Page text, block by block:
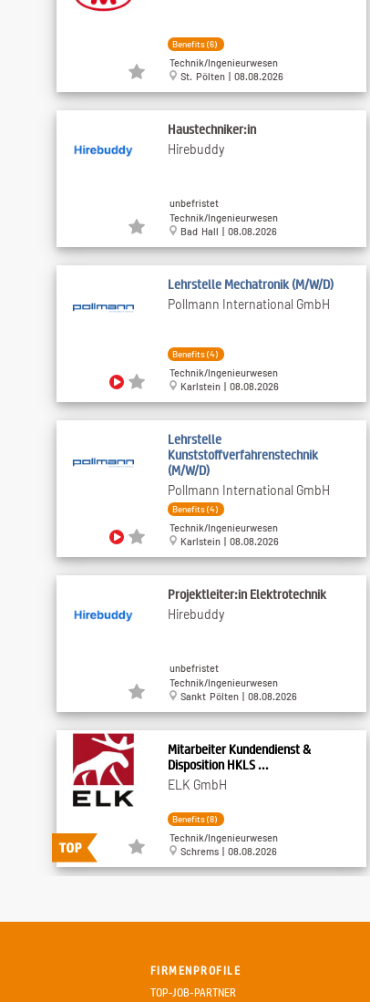
Benefits (6)
Technik/Ingenieurwesen
St. Pölten | 08.08.2026
Haustechniker:in
Hirebuddy
unbefristet
Technik/Ingenieurwesen
Bad Hall | 08.08.2026
Lehrstelle Mechatronik (M/W/D)
Pollmann International GmbH
Benefits (4)
Technik/Ingenieurwesen
Karlstein | 08.08.2026
Lehrstelle
Kunststoffverfahrenstechnik
(M/W/D)
Pollmann International GmbH
Benefits (4)
Technik/Ingenieurwesen
Karlstein | 08.08.2026
Projektleiter:in Elektrotechnik
Hirebuddy
unbefristet
Technik/Ingenieurwesen
Sankt Pölten | 08.08.2026
Mitarbeiter Kundendienst &
Disposition HKLS ...
ELK GmbH
Benefits (8)
Technik/Ingenieurwesen
Schrems | 08.08.2026
Entwickler
unbefristet
IT/EDV
FIRMENPROFILE
TOP-JOB-PARTNER